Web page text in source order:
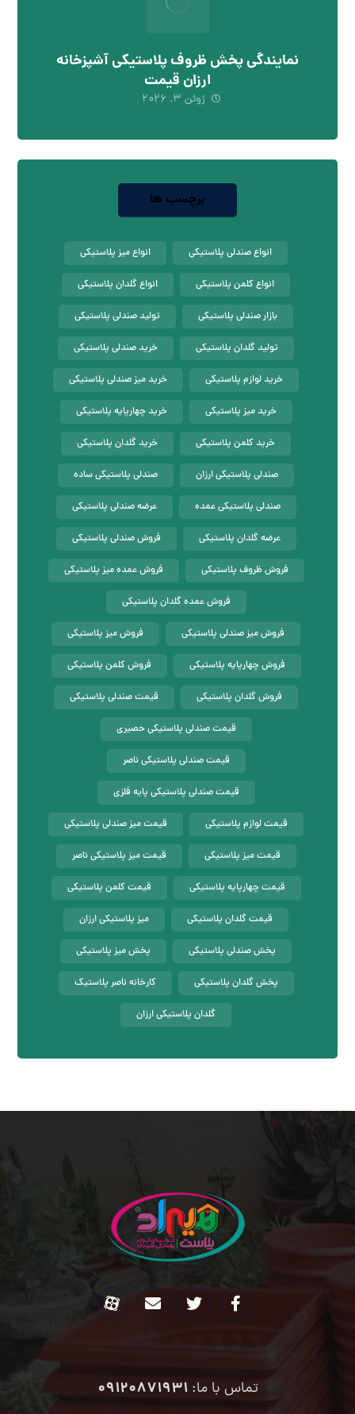
نمایندگی پخش ظروف پلاستیکی آشپزخانه
ارزان قیمت
ژوئن ۳, ۲۰۲۶
برچسب ها
انواع صندلی پلاستیکی انواع میز پلاستیکی
انواع کلمن پلاستیکی انواع گلدان پلاستیکی
بازار صندلی پلاستیکی تولید صندلی پلاستیکی
تولید گلدان پلاستیکی خرید صندلی پلاستیکی
خرید لوازم پلاستیکی خرید میز صندلی پلاستیکی
خرید میز پلاستیکی خرید چهارپایه پلاستیکی
خرید کلمن پلاستیکی خرید گلدان پلاستیکی
صندلی پلاستیکی ارزان صندلی پلاستیکی ساده
صندلی پلاستیکی عمده عرضه صندلی پلاستیکی
عرضه گلدان پلاستیکی فروش صندلی پلاستیکی
فروش ظروف پلاستیکی فروش عمده میز پلاستیکی
فروش عمده گلدان پلاستیکی
فروش میز صندلی پلاستیکی فروش میز پلاستیکی
فروش چهارپایه پلاستیکی فروش کلمن پلاستیکی
فروش گلدان پلاستیکی قیمت صندلی پلاستیکی
قیمت صندلی پلاستیکی حصیری
قیمت صندلی پلاستیکی ناصر
قیمت صندلی پلاستیکی پایه فلزی
قیمت لوازم پلاستیکی قیمت میز صندلی پلاستیکی
قیمت میز پلاستیکی قیمت میز پلاستیکی ناصر
قیمت چهارپایه پلاستیکی قیمت کلمن پلاستیکی
قیمت گلدان پلاستیکی میز پلاستیکی ارزان
پخش صندلی پلاستیکی پخش میز پلاستیکی
پخش گلدان پلاستیکی کارخانه ناصر پلاستیک
گلدان پلاستیکی ارزان
تماس با ما:09120871931